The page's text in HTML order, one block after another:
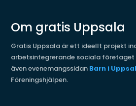
Om gratis Uppsala
Gratis Uppsala är ett ideellt projekt
arbetsintegrerande sociala företaget
även evenemangssidan Barn i
Föreningshjälpen.